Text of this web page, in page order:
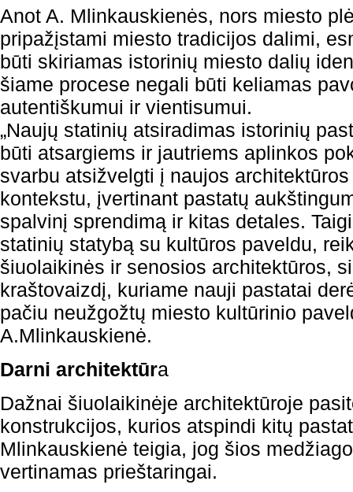
Anot A. Mlinkauskienės, nors miesto
pripažįstami miesto tradicijos dalimi,
būti skiriamas istorinių miesto dalių
šiame procese negali būti keliamas
autentiškumui ir vientisumui.
„Naujų statinių atsiradimas istorinių
būti atsargiems ir jautriems aplinkos
svarbu atsižvelgti į naujos
kontekstu, įvertinant pastatų
spalvinį sprendimą ir kitas detales.
statinių statybą su kultūros paveldu,
šiuolaikinės ir senosios architektūros,
kraštovaizdį, kuriame nauji pastatai
pačiu neužgožtų miesto kultūrinio
A.Mlinkauskienė.
Darni architektūra
Dažnai šiuolaikinėje architektūroje
konstrukcijos, kurios atspindi kitų
Mlinkauskienė teigia, jog šios
vertinamas prieštaringai.